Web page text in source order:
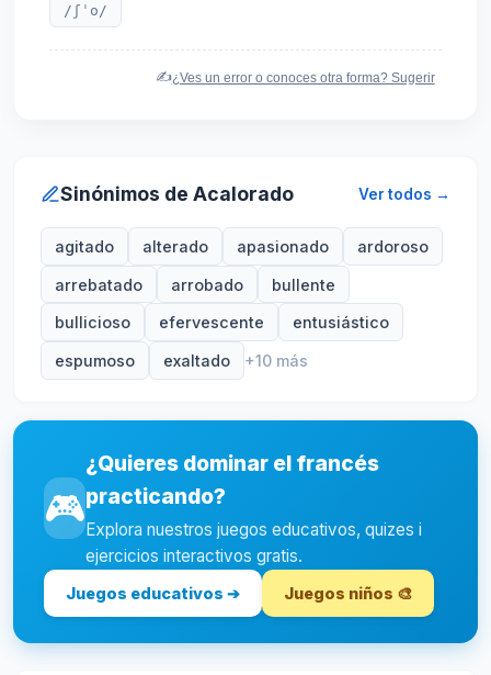
/ʃˈo/
✍️¿Ves un error o conoces otra forma? Sugerir
Sinónimos de Acalorado Ver todos →
agitado alterado apasionado ardoroso
arrebatado arrobado bullente
bullicioso efervescente entusiástico
espumoso exaltado +10 más
🎮
¿Quieres dominar el francés
practicando?
Explora nuestros juegos educativos, quizes i
ejercicios interactivos gratis.
Juegos educativos ➔ Juegos niños 🎨